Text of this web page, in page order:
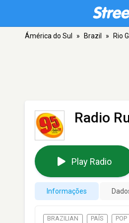
Ámérica do Sul » Brazil » Rio
Radio
Play Radio
Informações
BRAZILIAN PAÍS POP